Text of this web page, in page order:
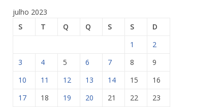
julho 2023
S
T Q Q S S
D
1
2
3
4 5 6 7 8
9
10
11 12 13 14 15
16
17
18 19 20 21 22
23